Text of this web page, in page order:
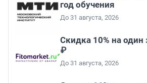
год обучения
До 31 августа, 2026
Скидка 10% на один
₽
До 31 августа, 2026